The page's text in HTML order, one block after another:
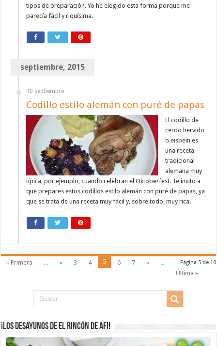
tipos de preparación. Yo he elegido esta forma porque me
parecía fácil y riquísima.
septiembre, 2015
30 septiembre
Codillo estilo alemán con puré de papas
El codillo de
cerdo hervido
o eisbein es
una receta
tradicional
alemana muy
típica, por ejemplo, cuando celebran el Oktoberfest. Te invito a
que prepares estos codillos estilo alemán con puré de papas, ya
que se trata de una receta muy fácil y, sobre todo, muy rica.
Página 5 de 10
« Primera ... « 3 4 5 6 7 »
...
Última »
¡Los desayunos de El Rincón de Afi!